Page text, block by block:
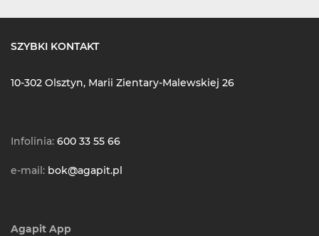
SZYBKI KONTAKT
10-302 Olsztyn, Marii Zientary-Malewskiej 26
Infolinia: 600 33 55 66
e-mail: bok@agapit.pl
Agapit App